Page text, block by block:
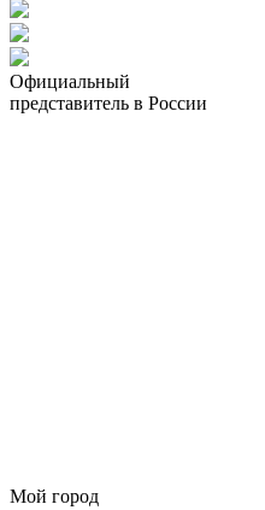
Официальный
представитель в России
Мой город